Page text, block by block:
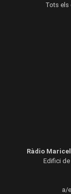
Tots els
Ràdio
Edifici
a/